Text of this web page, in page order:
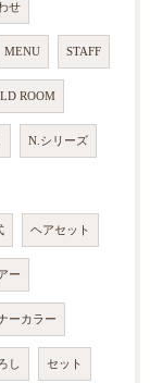
せ
MENU STAFF
ROOM
N.シリーズ
ヘアセット
ー
ーカラー
し セット